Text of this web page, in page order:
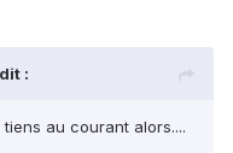
:
au courant alors....